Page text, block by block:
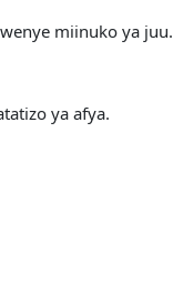
miinuko ya juu.
ya afya.